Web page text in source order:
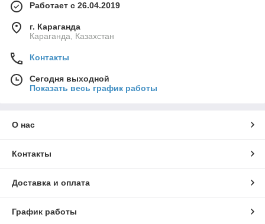
Работает с 26.04.2019
г. Караганда
Караганда, Казахстан
Контакты
Сегодня выходной
Показать весь график работы
О нас
Контакты
Доставка и оплата
График работы